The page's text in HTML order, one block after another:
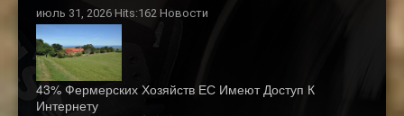
июль 31, 2026 Hits:162 Новости
43% Фермерских Хозяйств ЕС Имеют Доступ К
Интернету